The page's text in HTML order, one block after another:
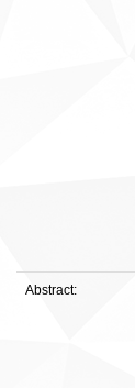
Abstract: